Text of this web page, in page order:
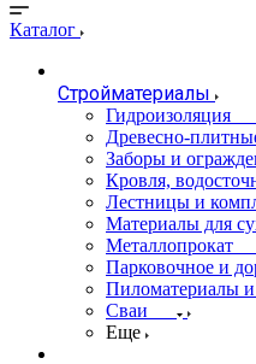
Каталог
Стройматериалы
Гидроизоляция
Древесно-
Заборы и
Кровля,
Лестницы и
Материалы для
Металлопрокат
Парковочное и
Пиломатериалы и
Сваи
Еще